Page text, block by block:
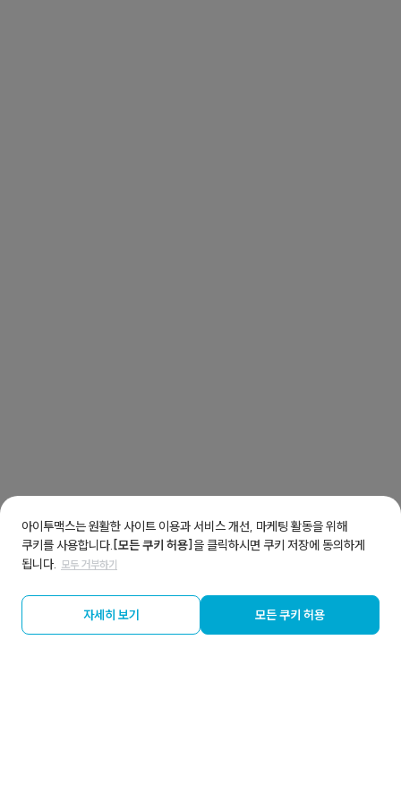
아이투맥스는 원활한 사이트 이용과 서비스 개선, 마케팅 활동을 위해
쿠키를 사용합니다. [모든 쿠키 허용]을 클릭하시면 쿠키 저장에 동의하게
됩니다. 모두 거부하기
자세히 보기 모든 쿠키 허용